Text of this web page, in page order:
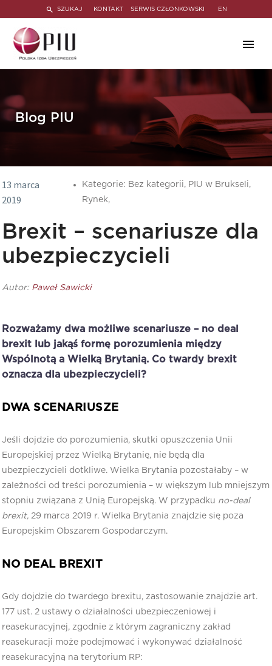
SZUKAJ KONTAKT SERWIS CZŁONKOWSKI EN
Blog PIU
13 marca
2019
Kategorie: Bez kategorii, PIU w Brukseli,
Rynek,
Brexit – scenariusze dla
ubezpieczycieli
Autor: Paweł Sawicki
Rozważamy dwa możliwe scenariusze – no deal
brexit lub jakąś formę porozumienia między
Wspólnotą a Wielką Brytanią. Co twardy brexit
oznacza dla ubezpieczycieli?
DWA SCENARIUSZE
Jeśli dojdzie do porozumienia, skutki opuszczenia Unii
Europejskiej przez Wielką Brytanię, nie będą dla
ubezpieczycieli dotkliwe. Wielka Brytania pozostałaby – w
zależności od treści porozumienia – w większym lub mniejszym
stopniu związana z Unią Europejską. W przypadku no-deal
brexit, 29 marca 2019 r. Wielka Brytania znajdzie się poza
Europejskim Obszarem Gospodarczym.
NO DEAL BREXIT
Gdy dojdzie do twardego brexitu, zastosowanie znajdzie art.
177 ust. 2 ustawy o działalności ubezpieczeniowej i
reasekuracyjnej, zgodnie z którym zagraniczny zakład
reasekuracji może podejmować i wykonywać działalność
reasekuracyjną na terytorium RP: